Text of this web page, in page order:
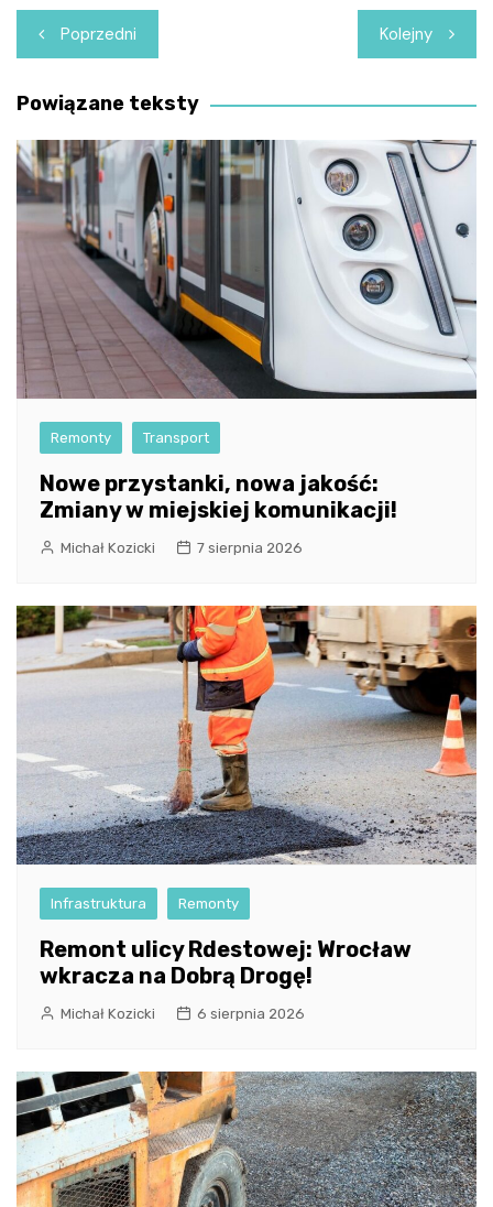
Nawigacja
wpisu
Poprzedni Kolejny
Powiązane teksty
Remonty Transport
Nowe przystanki, nowa jakość:
Zmiany w miejskiej komunikacji!
Michał Kozicki 7 sierpnia 2026
Infrastruktura Remonty
Remont ulicy Rdestowej: Wrocław
wkracza na Dobrą Drogę!
Michał Kozicki 6 sierpnia 2026